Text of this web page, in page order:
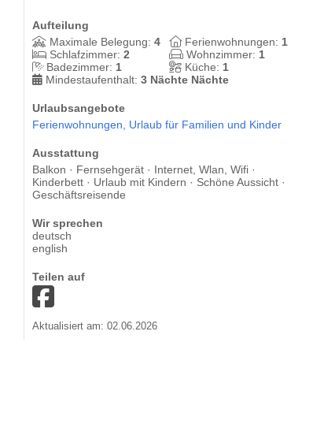
Wohn-/Esszimmer
Aufteilung
Maximale Belegung: 4 Ferienwohnungen: 1
Schlafzimmer: 2 Wohnzimmer: 1
Badezimmer: 1 Küche: 1
Mindestaufenthalt: 3 Nächte Nächte
Urlaubsangebote
Ferienwohnungen, Urlaub für Familien und Kinder
Ausstattung
Balkon · Fernsehgerät · Internet, Wlan, Wifi ·
Kinderbett · Urlaub mit Kindern · Schöne Aussicht ·
Geschäftsreisende
Wir sprechen
deutsch
english
Teilen auf
Aktualisiert am: 02.06.2026